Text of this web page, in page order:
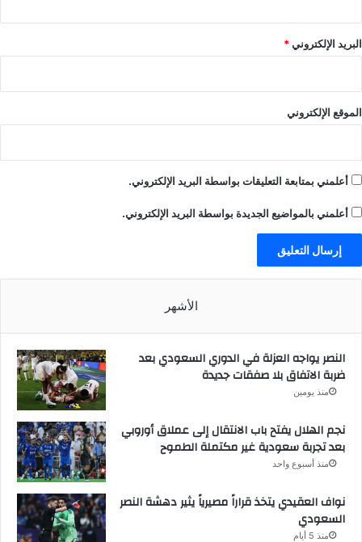
البريد الإلكتروني*
الموقع الإلكتروني
أعلمني بمتابعة التعليقات بواسطة البريد الإلكتروني.
أعلمني بالمواضيع الجديدة بواسطة البريد الإلكتروني.
الأشهر
النصر يواجه العزلة في الدوري السعودي بعد
ضربة الاتفاق بلا صفقات جديدة
منذ يومين
نجم الهلال يفتح باب الانتقال إلى عملاق أوروبي
بعد تجربة سعودية غير مكتملة الطموح
منذ أسبوع واحد
نواف العقيدي يتخذ قراراً مصيرياً يثير دهشة النصر
السعودي
منذ 5 أيام